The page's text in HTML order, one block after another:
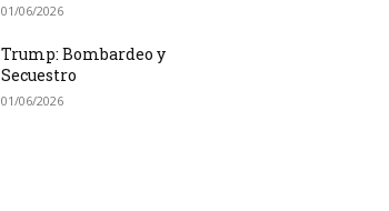
01/06/2026
Trump: Bombardeo y
Secuestro
01/06/2026